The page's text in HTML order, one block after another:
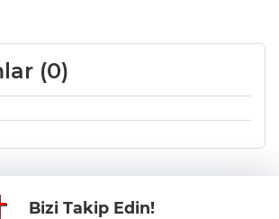
(0)
Bizi Takip Edin!